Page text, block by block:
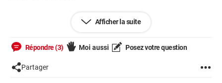
sachant que mon fichier à ouvrir s'appelle pngsetup.exe
que ça ne fonctionne pas
merci d'avance
Afficher la suite
Répondre (3) Moi aussi Posez votre question
Partager